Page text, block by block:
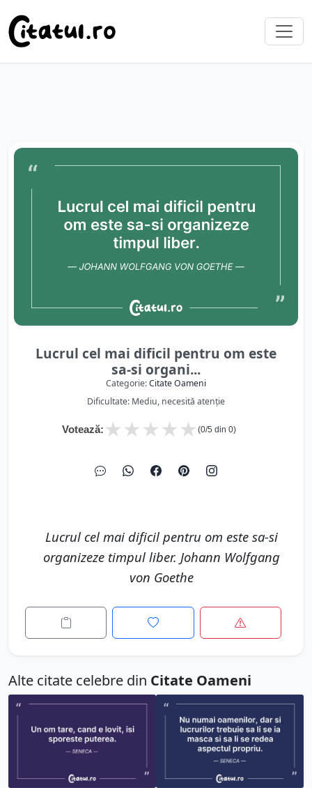
Lucrul cel mai dificil pentru om este
sa-si organi...
Categorie:Citate Oameni
Dificultate: Mediu, necesită atenție
Votează: ★
★
★
★
★ (0/5 din 0)
Lucrul cel mai dificil pentru om este sa-si
organizeze timpul liber. Johann Wolfgang
von Goethe
Alte citate celebre din Citate Oameni